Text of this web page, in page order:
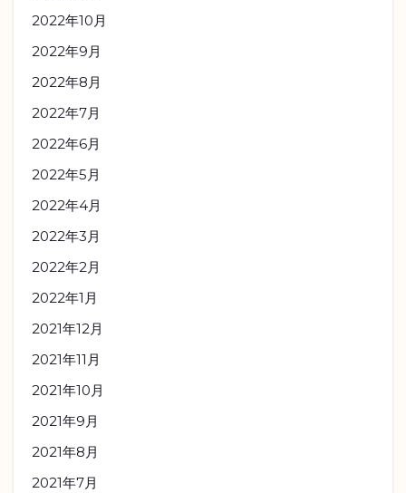
2022年10月
2022年9月
2022年8月
2022年7月
2022年6月
2022年5月
2022年4月
2022年3月
2022年2月
2022年1月
2021年12月
2021年11月
2021年10月
2021年9月
2021年8月
2021年7月